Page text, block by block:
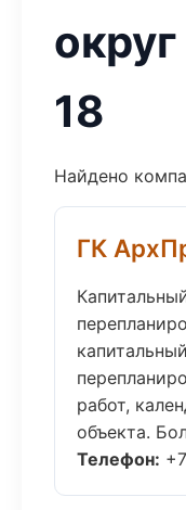
18
Найдено
ГК
работ,
объекта.
Телефон: